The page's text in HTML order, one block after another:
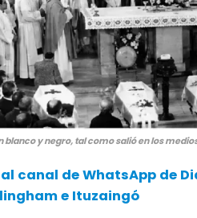
blanco y negro, tal como salió en los
canal de WhatsApp de
e Ituzaingó